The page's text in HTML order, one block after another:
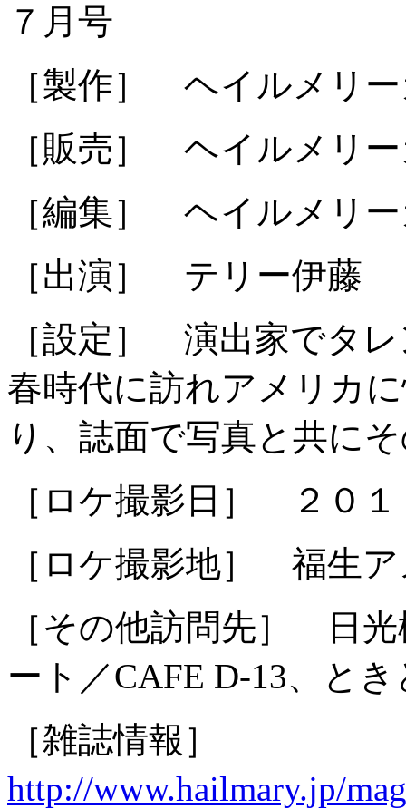
７月号
［製作］ ヘイルメリ
［販売］ ヘイルメリ
［編集］ ヘイルメリ
［出演］ テリー伊藤
［設定］ 演出家でタ
春時代に訪れアメリカ
り、誌面で写真と共に
［ロケ撮影日］ ２０
［ロケ撮影地］ 福生
［その他訪問先］ 日
ート／CAFE D-13、と
［雑誌情報］
http://www.hailmary.jp/